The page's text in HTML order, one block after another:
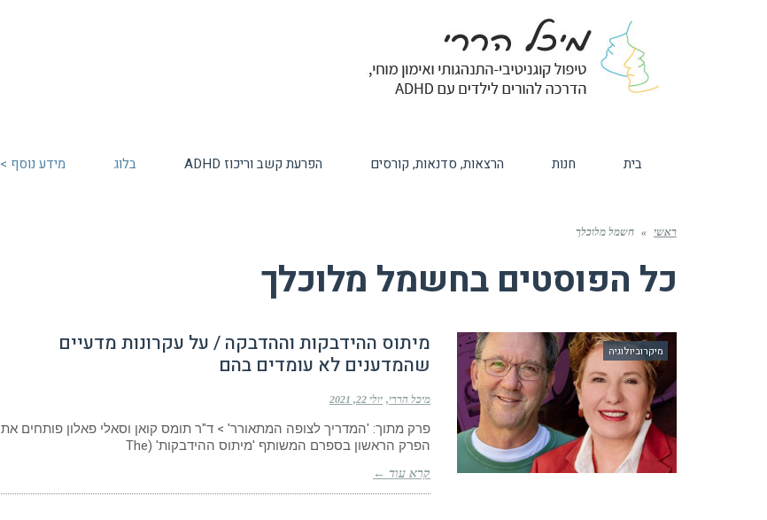
בית חנות הרצאות, סדנאות, קורסים הפרעת קשב וריכוז ADHD בלוג מידע נוסף >
ראשי » חשמל מלוכלך
כל הפוסטים בחשמל מלוכלך
מיקרוביולוגיה
מיתוס ההידבקות וההדבקה / על עקרונות מדעיים
שהמדענים לא עומדים בהם
מיכל הררי יולי 22, 2021
פרק מתוך: 'המדריך לצופה המתאורר' > ד"ר תומס קואן וסאלי פאלון פותחים את
הפרק הראשון בספרם המשותף 'מיתוס ההידבקות' (The
קרא עוד ←